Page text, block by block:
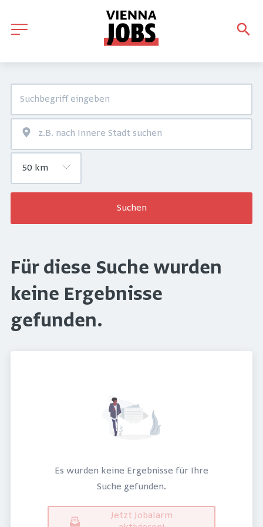
Suchen
Für diese Suche wurden
keine Ergebnisse
gefunden.
Es wurden keine Ergebnisse für Ihre
Suche gefunden.
Jetzt Jobalarm